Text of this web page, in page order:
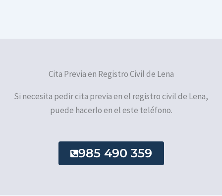
Cita Previa en Registro Civil de Lena
Si necesita pedir cita previa en el registro civil de Lena,
puede hacerlo en el este teléfono.
985 490 359